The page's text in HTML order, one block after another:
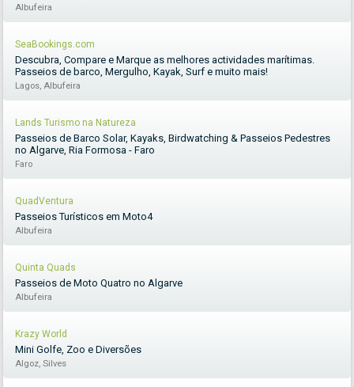
Albufeira
SeaBookings.com
Descubra, Compare e Marque as melhores actividades marítimas.
Passeios de barco, Mergulho, Kayak, Surf e muito mais!
Lagos, Albufeira
Lands Turismo na Natureza
Passeios de Barco Solar, Kayaks, Birdwatching & Passeios Pedestres
no Algarve, Ria Formosa - Faro
Faro
QuadVentura
Passeios Turísticos em Moto4
Albufeira
Quinta Quads
Passeios de Moto Quatro no Algarve
Albufeira
Krazy World
Mini Golfe, Zoo e Diversões
Algoz, Silves